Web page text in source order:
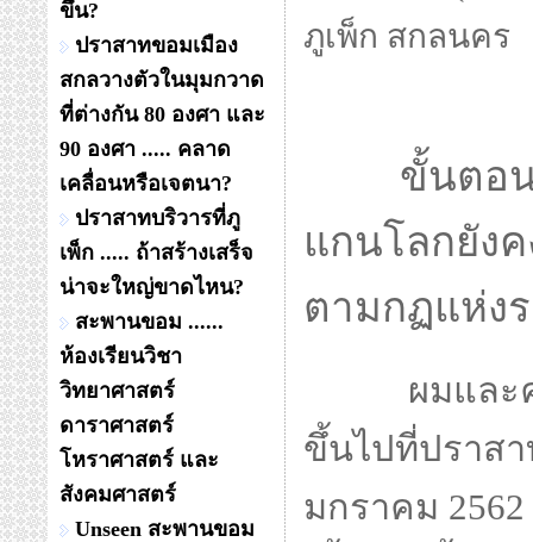
ขึ้น?
ปราสาทขอมเมือง
สกลวางตัวในมุมกวาด
ที่ต่างกัน 80 องศา และ
90 องศา ..... คลาด
เคลื่อนหรือเจตนา?
ปราสาทบริวารที่ภู
เพ็ก ..... ถ้าสร้างเสร็จ
น่าจะใหญ่ขาดไหน?
สะพานขอม ......
ห้องเรียนวิชา
วิทยาศาสตร์
ดาราศาสตร์
โหราศาสตร์ และ
สังคมศาสตร์
Unseen สะพานขอม
ภูเพ็ก สกลนคร
ขั้นตอนก
แกนโลกยัง
ตามกฏแห่ง
ผมและคุณ
ขึ้นไปที่ปราส
มกราคม